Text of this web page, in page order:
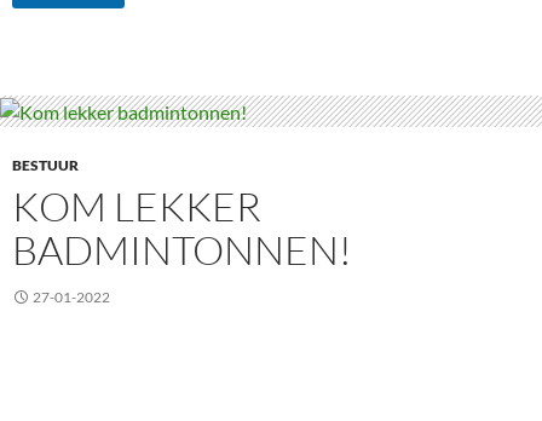
BESTUUR
KOM LEKKER
BADMINTONNEN!
27-01-2022